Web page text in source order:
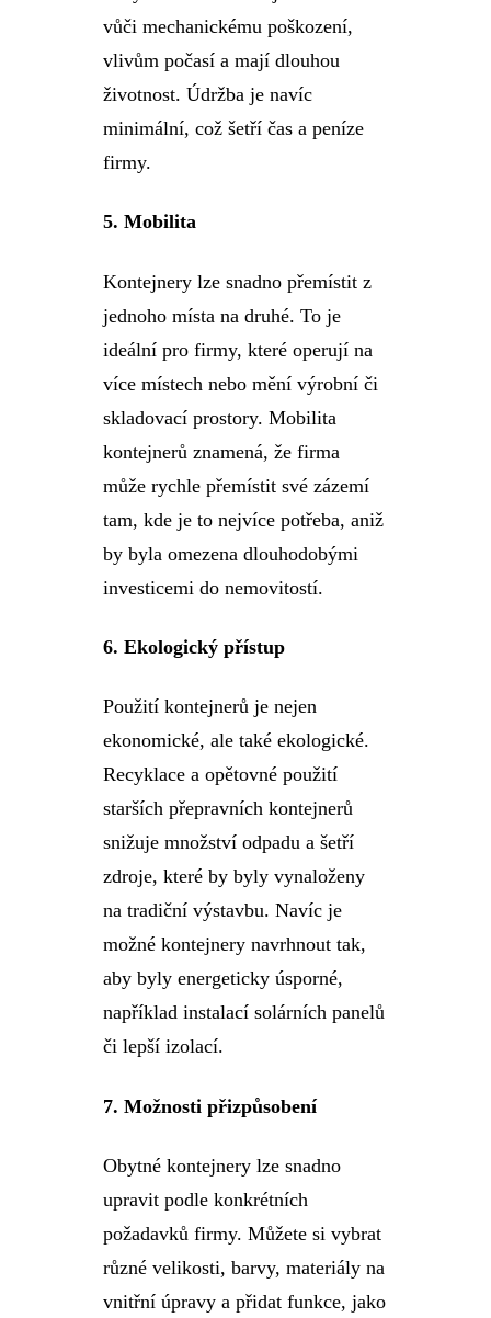
vůči mechanickému poškození,
vlivům počasí a mají dlouhou
životnost. Údržba je navíc
minimální, což šetří čas a peníze
firmy.
5.Mobilita
Kontejnery lze snadno přemístit z
jednoho místa na druhé. To je
ideální pro firmy, které operují na
více místech nebo mění výrobní či
skladovací prostory. Mobilita
kontejnerů znamená, že firma
může rychle přemístit své zázemí
tam, kde je to nejvíce potřeba, aniž
by byla omezena dlouhodobými
investicemi do nemovitostí.
6.Ekologický přístup
Použití kontejnerů je nejen
ekonomické, ale také ekologické.
Recyklace a opětovné použití
starších přepravních kontejnerů
snižuje množství odpadu a šetří
zdroje, které by byly vynaloženy
na tradiční výstavbu. Navíc je
možné kontejnery navrhnout tak,
aby byly energeticky úsporné,
například instalací solárních panelů
či lepší izolací.
7.Možnosti přizpůsobení
Obytné kontejnery lze snadno
upravit podle konkrétních
požadavků firmy. Můžete si vybrat
různé velikosti, barvy, materiály na
vnitřní úpravy a přidat funkce, jako